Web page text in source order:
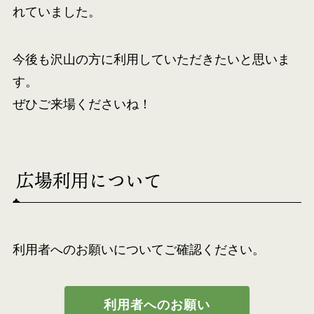
れていました。
今後も沢山の方に利用していただきたいと思いま
す。
ぜひご来場くださいね！
広場利用について
利用者へのお願いについてご確認ください。
利用者へのお願い